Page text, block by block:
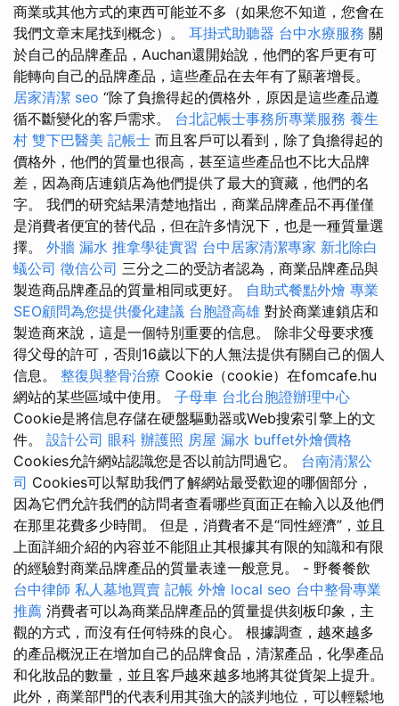
商業或其他方式的東西可能並不多（如果您不知道，您會在
我們文章末尾找到概念）。 耳掛式助聽器 台中水療服務 關
於自己的品牌產品，Auchan還開始說，他們的客戶更有可
能轉向自己的品牌產品，這些產品在去年有了顯著增長。
居家清潔 seo “除了負擔得起的價格外，原因是這些產品遵
循不斷變化的客戶需求。 台北記帳士事務所專業服務 養生
村 雙下巴醫美 記帳士 而且客戶可以看到，除了負擔得起的
價格外，他們的質量也很高，甚至這些產品也不比大品牌
差，因為商店連鎖店為他們提供了最大的寶藏，他們的名
字。 我們的研究結果清楚地指出，商業品牌產品不再僅僅
是消費者便宜的替代品，但在許多情況下，也是一種質量選
擇。 外牆 漏水 推拿學徒實習 台中居家清潔專家 新北除白
蟻公司 徵信公司 三分之二的受訪者認為，商業品牌產品與
製造商品牌產品的質量相同或更好。 自助式餐點外燴 專業
SEO顧問為您提供優化建議 台胞證高雄 對於商業連鎖店和
製造商來說，這是一個特別重要的信息。 除非父母要求獲
得父母的許可，否則16歲以下的人無法提供有關自己的個人
信息。 整復與整骨治療 Cookie（cookie）在fomcafe.hu
網站的某些區域中使用。 子母車 台北台胞證辦理中心
Cookie是將信息存儲在硬盤驅動器或Web搜索引擎上的文
件。 設計公司 眼科 辦護照 房屋 漏水 buffet外燴價格
Cookies允許網站認識您是否以前訪問過它。 台南清潔公
司 Cookies可以幫助我們了解網站最受歡迎的哪個部分，
因為它們允許我們的訪問者查看哪些頁面正在輸入以及他們
在那里花費多少時間。 但是，消費者不是“同性經濟”，並且
上面詳細介紹的內容並不能阻止其根據其有限的知識和有限
的經驗對商業品牌產品的質量表達一般意見。 - 野餐餐飲
台中律師 私人墓地買賣 記帳 外燴 local seo 台中整骨專業
推薦 消費者可以為商業品牌產品的質量提供刻板印象，主
觀的方式，而沒有任何特殊的良心。 根據調查，越來越多
的產品概況正在增加自己的品牌食品，清潔產品，化學產品
和化妝品的數量，並且客戶越來越多地將其從貨架上提升。
此外，商業部門的代表利用其強大的談判地位，可以輕鬆地